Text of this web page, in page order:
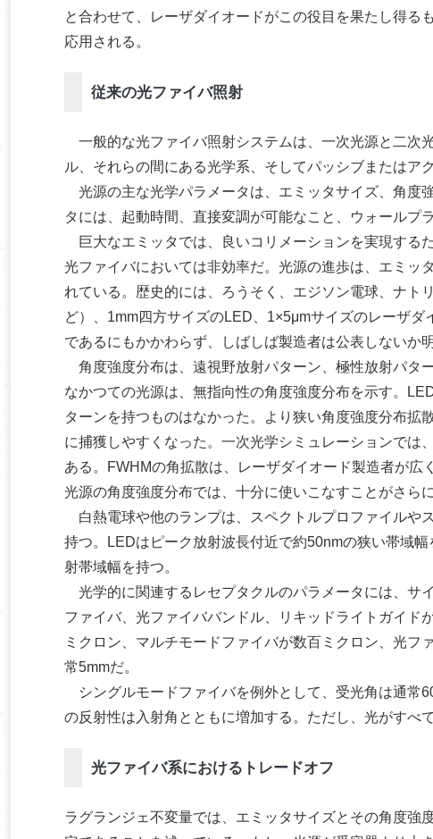
と合わせて、レーザダイオードがこの役目を果たし得る
応用される。
従来の光ファイバ照射
一般的な光ファイバ照射システムは、一次光源と二次
ル、それらの間にある光学系、そしてパッシブまたはア
光源の主な光学パラメータは、エミッタサイズ、角度
タには、起動時間、直接変調が可能なこと、ウォールプ
巨大なエミッタでは、良いコリメーションを実現する
光ファイバにおいては非効率だ。光源の進歩は、エミッ
れている。歴史的には、ろうそく、エジソン電球、ナト
ど）、1mm四方サイズのLED、1×5μmサイズのレーザ
であるにもかかわらず、しばしば製造者は公表しないか
角度強度分布は、遠視野放射パターン、極性放射パタ
なかつての光源は、無指向性の角度強度分布を示す。
ターンを持つものはなかった。より狭い角度強度分布拡
に捕獲しやすくなった。一次光学シミュレーションで
ある。FWHMの角拡散は、レーザダイオード製造者が
光源の角度強度分布では、十分に使いこなすことがさらに
白熱電球や他のランプは、スペクトルプロファイルや
持つ。LEDはピーク放射波長付近で約50nmの狭い帯域
射帯域幅を持つ。
光学的に関連するレセプタクルのパラメータには、サ
ファイバ、光ファイババンドル、リキッドライトガイド
ミクロン、マルチモードファイバが数百ミクロン、光
常5mmだ。
シングルモードファイバを例外として、受光角は通常
の反射性は入射角とともに増加する。ただし、光がすべ
光ファイバ系におけるトレードオフ
ラグランジェ不変量では、エミッタサイズとその角度強